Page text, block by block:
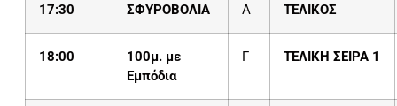
17:30 ΣΦΥΡΟΒΟΛΙΑ Α ΤΕΛΙΚΟΣ
18:00
100μ. με
Εμπόδια
Γ ΤΕΛΙΚΗ ΣΕΙΡΑ 1